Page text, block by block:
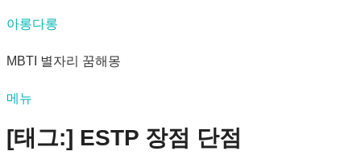
내
으
로
가
아롱다롱
MBTI 별자리 꿈해몽
메뉴
[태그:] ESTP 장점 단점